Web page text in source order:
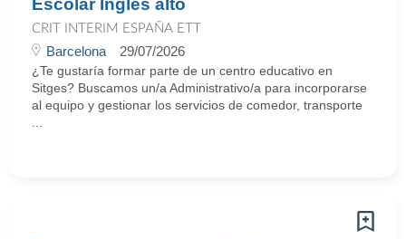
Escolar Inglés alto
CRIT INTERIM ESPAÑA ETT
Barcelona 29/07/2026
¿Te gustaría formar parte de un centro educativo en
Sitges? Buscamos un/a Administrativo/a para incorporarse
al equipo y gestionar los servicios de comedor, transporte